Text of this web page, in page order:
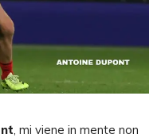
, mi viene in mente non